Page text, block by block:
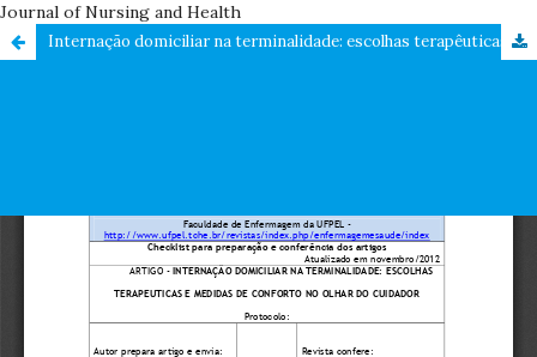
Journal of Nursing and Health
Internação domiciliar na terminalidade: escolhas terapêuticas e medidas de conforto no olhar do cuidador